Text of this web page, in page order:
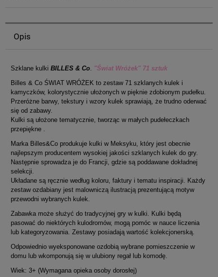
Opis
Szklane kulki BILLES & Co "Świat Wróżek" 71 sztuk
Billes & Co ŚWIAT WRÓŻEK to zestaw 71 szklanych kulek i
kamyczków, kolorystycznie ułożonych w pięknie zdobionym pudełku.
Przeróżne barwy, tekstury i wzory kulek sprawiają, że trudno oderwać
się od zabawy.
Kulki są ułożone tematycznie, tworząc w małych pudełeczkach
przepiękne .
Marka Billes&Co produkuje kulki w Meksyku, który jest obecnie
najlepszym producentem wysokiej jakości szklanych kulek do gry.
Następnie sprowadza je do Francji, gdzie są poddawane dokładnej
selekcji.
Układane są ręcznie według koloru, faktury i tematu inspiracji. Każdy
zestaw ozdabiany jest malowniczą ilustracją prezentującą motyw
przewodni wybranych kulek.
Zabawka może służyć do tradycyjnej gry w kulki. Kulki będą
pasować do niektórych kulodromów, mogą pomóc w nauce liczenia
lub kategoryzowania. Zestawy posiadają wartość kolekcjonerską.
Odpowiednio wyeksponowane ozdobią wybrane pomieszczenie w
domu lub wkomponują się w ulubiony regał lub komodę.
Wiek: 3+ (Wymagana opieka osoby dorosłej)